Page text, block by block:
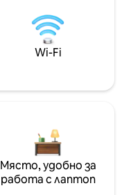
Wi-Fi
Място, удобно за
работа с лаптоп